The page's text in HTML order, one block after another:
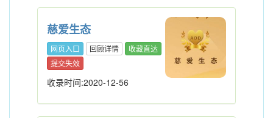
慈爱生态
网页入口 回顾详情
收藏直达
提交失效
收录时间:2020-12-56